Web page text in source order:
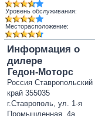
Уровень обслуживания:
Месторасположение:
Информация о
дилере
Гедон-Моторс
Россия Ставропольский
край 355035
г.Ставрополь, ул. 1-я
Промышленная, 4а